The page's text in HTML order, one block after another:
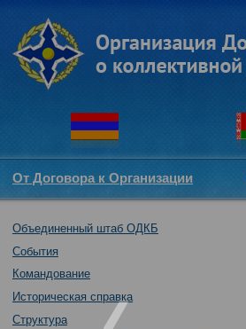
От Договора к Организации
Объединенный штаб ОДКБ
События
Командование
Историческая справка
Структура